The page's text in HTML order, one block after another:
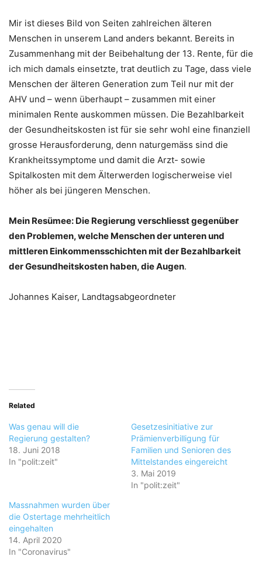
Mir ist dieses Bild von Seiten zahlreichen älteren
Menschen in unserem Land anders bekannt. Bereits in
Zusammenhang mit der Beibehaltung der 13. Rente, für die
ich mich damals einsetzte, trat deutlich zu Tage, dass viele
Menschen der älteren Generation zum Teil nur mit der
AHV und – wenn überhaupt – zusammen mit einer
minimalen Rente auskommen müssen. Die Bezahlbarkeit
der Gesundheitskosten ist für sie sehr wohl eine finanziell
grosse Herausforderung, denn naturgemäss sind die
Krankheitssymptome und damit die Arzt- sowie
Spitalkosten mit dem Älterwerden logischerweise viel
höher als bei jüngeren Menschen.
Mein Resümee: Die Regierung verschliesst gegenüber
den Problemen, welche Menschen der unteren und
mittleren Einkommensschichten mit der Bezahlbarkeit
der Gesundheitskosten haben, die Augen.
Johannes Kaiser, Landtagsabgeordneter
Related
Was genau will die
Regierung gestalten?
18. Juni 2018
In "polit:zeit"
Gesetzesinitiative zur
Prämienverbilligung für
Familien und Senioren des
Mittelstandes eingereicht
3. Mai 2019
In "polit:zeit"
Massnahmen wurden über
die Ostertage mehrheitlich
eingehalten
14. April 2020
In "Coronavirus"